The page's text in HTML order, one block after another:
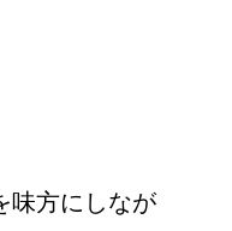
味方にしなが